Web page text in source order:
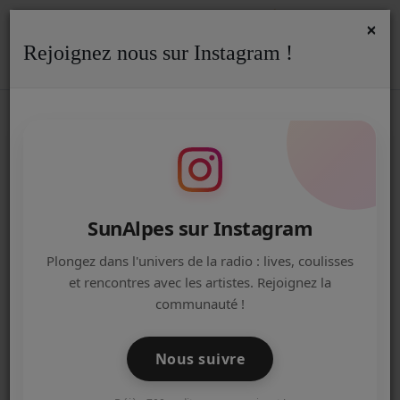
ACTUALITÉS DE LA RADIO
EQUIPE
ARTISTES
NOS PARTENAIRES
7 novembre 1967 (46 ans)Paris,
Dance, Electro House
DJ, Producteur, Compositeur
Depuis 1990
davidguetta.fr
×
Rejoignez nous sur Instagram !
SunAlpes sur Instagram
Plongez dans l'univers de la radio : lives, coulisses
et rencontres avec les artistes. Rejoignez la
communauté !
Nous suivre